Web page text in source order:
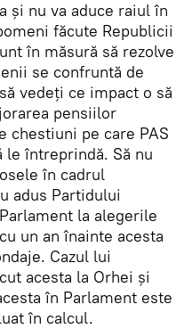
și nu va aduce raiul în
făcute Republicii
în măsură să rezolve
se confruntă de
vedeți ce impact o să
pensiilor
chestiuni pe care PAS
le întreprindă. Să nu
în cadrul
adus Partidului
la alegerile
un an înainte acesta
Cazul lui
acesta la Orhei și
în Parlament este
în calcul.